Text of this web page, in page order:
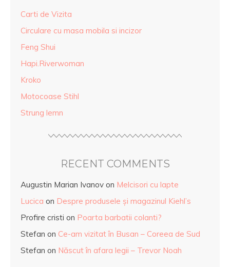
Carti de Vizita
Circulare cu masa mobila si incizor
Feng Shui
Hapi.Riverwoman
Kroko
Motocoase Stihl
Strung lemn
RECENT COMMENTS
Augustin Marian Ivanov on Melcisori cu lapte
Lucica on Despre produsele și magazinul Kiehl’s
Profire cristi on Poarta barbatii colanti?
Stefan on Ce-am vizitat în Busan – Coreea de Sud
Stefan on Născut în afara legii – Trevor Noah